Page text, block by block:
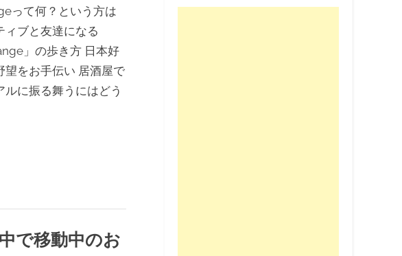
って何？という方は
ブと友達になる
」の歩き方 日本好
望をお手伝い 居酒屋で
に振る舞うにはどう
で移動中のお